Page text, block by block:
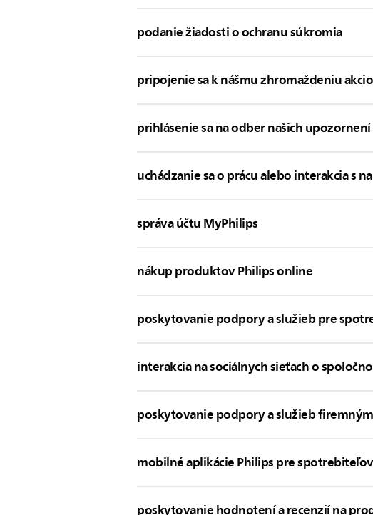
podanie žiadosti o ochranu súkromia
pripojenie sa k nášmu zhromaždeniu
prihlásenie sa na odber našich
uchádzanie sa o prácu alebo interakcia s
správa účtu MyPhilips
nákup produktov Philips online
poskytovanie podpory a služieb pre
interakcia na sociálnych sieťach o
poskytovanie podpory a služieb
mobilné aplikácie Philips pre spotrebiteľov
poskytovanie hodnotení a recenzií na